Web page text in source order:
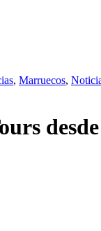
, Marruecos,